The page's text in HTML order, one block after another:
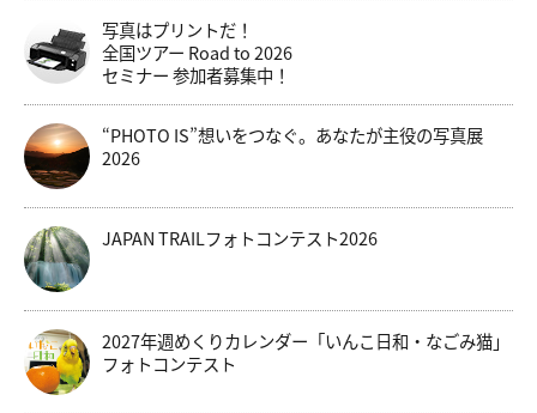
写真はプリントだ！
全国ツアー Road to 2026
セミナー 参加者募集中！
“PHOTO IS”想いをつなぐ。あなたが主役の写真展
2026
JAPAN TRAILフォトコンテスト2026
2027年週めくりカレンダー「いんこ日和・なごみ猫」
フォトコンテスト